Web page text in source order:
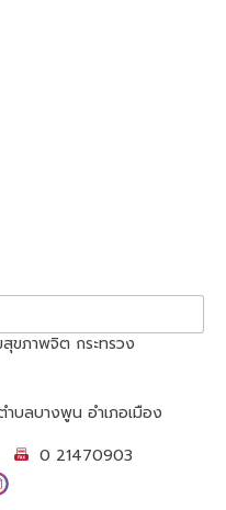
ภาพจิต กระทรวง
ลบางพูน อำเภอเมือง
0 21470903